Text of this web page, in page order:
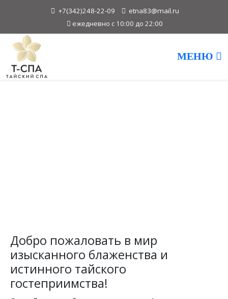
+7(342)248-22-09
etna83@mail.ru
ежедневно с 10:00 до 22:00
Добро пожаловать в мир
изысканного блаженства и
истинного тайского
гостеприимства!